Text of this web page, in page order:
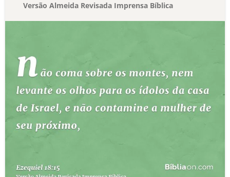
Versão Almeida Revisada Imprensa Bíblica